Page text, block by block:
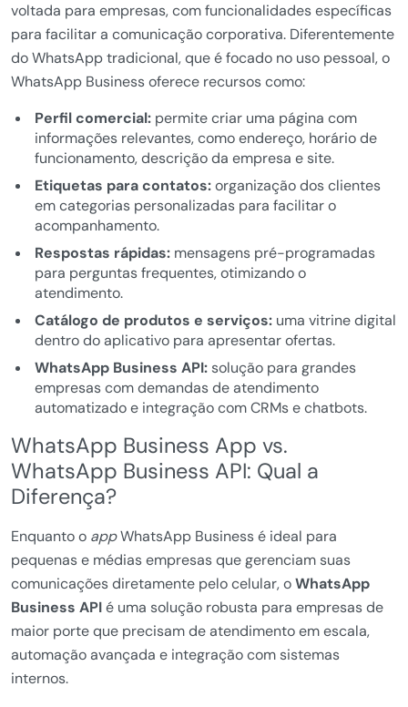
voltada para empresas, com funcionalidades específicas
para facilitar a comunicação corporativa. Diferentemente
do WhatsApp tradicional, que é focado no uso pessoal, o
WhatsApp Business oferece recursos como:
Perfil comercial:permite criar uma página com
informações relevantes, como endereço, horário de
funcionamento, descrição da empresa e site.
Etiquetas para contatos:organização dos clientes
em categorias personalizadas para facilitar o
acompanhamento.
Respostas rápidas:mensagens pré-programadas
para perguntas frequentes, otimizando o
atendimento.
Catálogo de produtos e serviços:uma vitrine digital
dentro do aplicativo para apresentar ofertas.
WhatsApp Business API:solução para grandes
empresas com demandas de atendimento
automatizado e integração com CRMs e chatbots.
WhatsApp Business App vs.
WhatsApp Business API: Qual a
Diferença?
Enquanto o appWhatsApp Business é ideal para
pequenas e médias empresas que gerenciam suas
comunicações diretamente pelo celular, oWhatsApp
Business APIé uma solução robusta para empresas de
maior porte que precisam de atendimento em escala,
automação avançada e integração com sistemas
internos.